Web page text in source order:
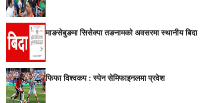
माङसेबुङमा सिसेक्पा तङनामको अवसरमा स्थानीय बिदा
फिफा विश्वकप : स्पेन सेमिफाइनलमा प्रवेश